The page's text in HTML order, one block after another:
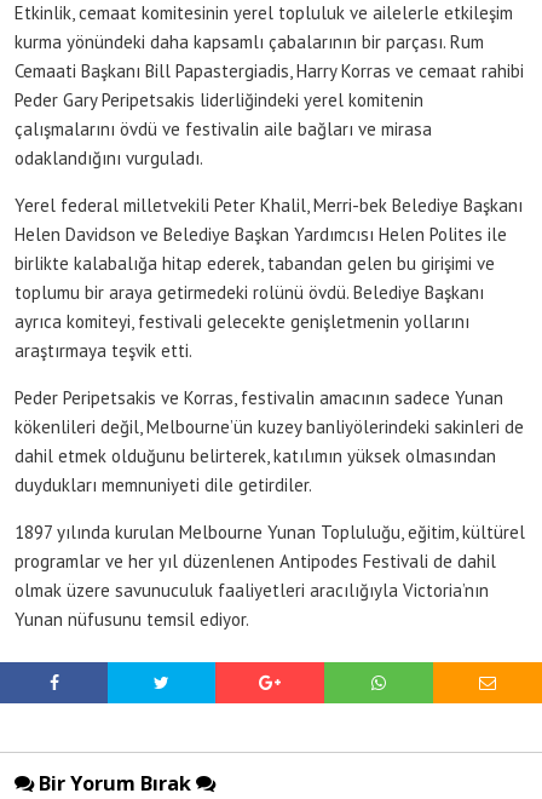
Etkinlik, cemaat komitesinin yerel topluluk ve ailelerle etkileşim
kurma yönündeki daha kapsamlı çabalarının bir parçası. Rum
Cemaati Başkanı Bill Papastergiadis, Harry Korras ve cemaat rahibi
Peder Gary Peripetsakis liderliğindeki yerel komitenin
çalışmalarını övdü ve festivalin aile bağları ve mirasa
odaklandığını vurguladı.
Yerel federal milletvekili Peter Khalil, Merri-bek Belediye Başkanı
Helen Davidson ve Belediye Başkan Yardımcısı Helen Polites ile
birlikte kalabalığa hitap ederek, tabandan gelen bu girişimi ve
toplumu bir araya getirmedeki rolünü övdü. Belediye Başkanı
ayrıca komiteyi, festivali gelecekte genişletmenin yollarını
araştırmaya teşvik etti.
Peder Peripetsakis ve Korras, festivalin amacının sadece Yunan
kökenlileri değil, Melbourne’ün kuzey banliyölerindeki sakinleri de
dahil etmek olduğunu belirterek, katılımın yüksek olmasından
duydukları memnuniyeti dile getirdiler.
1897 yılında kurulan Melbourne Yunan Topluluğu, eğitim, kültürel
programlar ve her yıl düzenlenen Antipodes Festivali de dahil
olmak üzere savunuculuk faaliyetleri aracılığıyla Victoria’nın
Yunan nüfusunu temsil ediyor.
Bir Yorum Bırak